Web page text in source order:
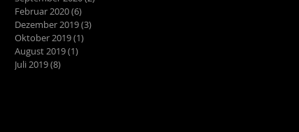
Februar 2020(6)
Dezember 2019(3)
Oktober 2019(1)
August 2019(1)
Juli 2019(8)